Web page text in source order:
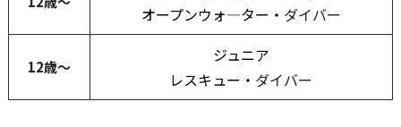
オープンウォ―ター・ ダイバー
12歳～
ジュニア
レスキュー・ ダイバー